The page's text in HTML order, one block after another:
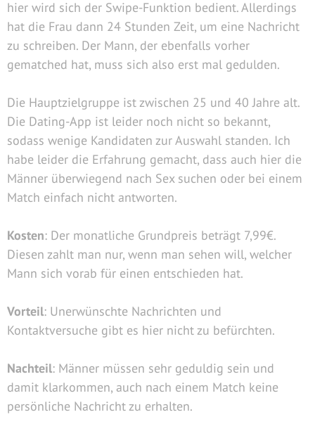
hier wird sich der Swipe-Funktion bedient. Allerdings
hat die Frau dann 24 Stunden Zeit, um eine Nachricht
zu schreiben. Der Mann, der ebenfalls vorher
gematched hat, muss sich also erst mal gedulden.
Die Hauptzielgruppe ist zwischen 25 und 40 Jahre alt.
Die Dating-App ist leider noch nicht so bekannt,
sodass wenige Kandidaten zur Auswahl standen. Ich
habe leider die Erfahrung gemacht, dass auch hier die
Männer überwiegend nach Sex suchen oder bei einem
Match einfach nicht antworten.
Kosten: Der monatliche Grundpreis beträgt 7,99€.
Diesen zahlt man nur, wenn man sehen will, welcher
Mann sich vorab für einen entschieden hat.
Vorteil: Unerwünschte Nachrichten und
Kontaktversuche gibt es hier nicht zu befürchten.
Nachteil: Männer müssen sehr geduldig sein und
damit klarkommen, auch nach einem Match keine
persönliche Nachricht zu erhalten.